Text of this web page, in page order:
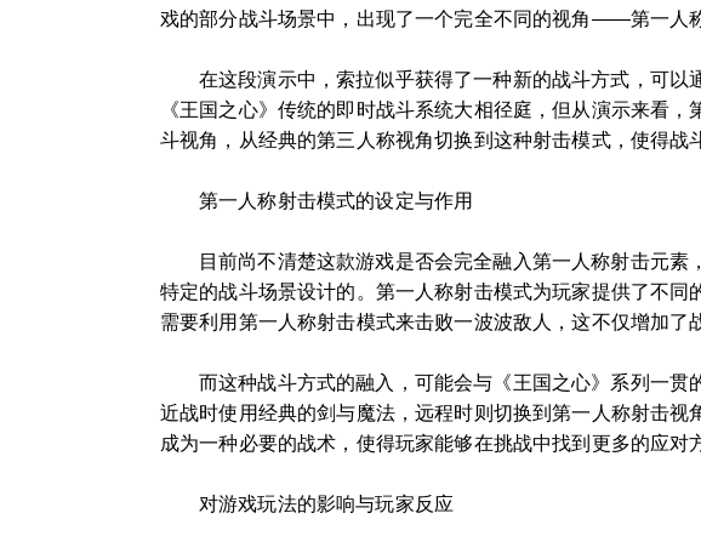
戏的部分战斗场景中，出现了一个完全不同的视角——第一人
在这段演示中，索拉似乎获得了一种新的战斗方式，可以
《王国之心》传统的即时战斗系统大相径庭，但从演示来看
斗视角，从经典的第三人称视角切换到这种射击模式，使得战
第一人称射击模式的设定与作用
目前尚不清楚这款游戏是否会完全融入第一人称射击元
特定的战斗场景设计的。第一人称射击模式为玩家提供了不
需要利用第一人称射击模式来击败一波波敌人，这不仅增加了
而这种战斗方式的融入，可能会与《王国之心》系列一
近战时使用经典的剑与魔法，远程时则切换到第一人称射击
成为一种必要的战术，使得玩家能够在挑战中找到更多的应对
对游戏玩法的影响与玩家反应